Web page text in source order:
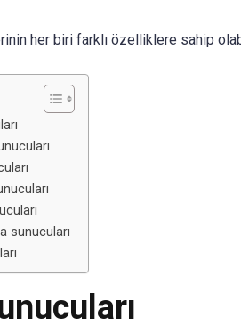
her biri farklı özelliklere sahip
sunucuları